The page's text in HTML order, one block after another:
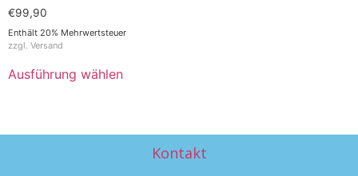
€99,90
Enthält 20% Mehrwertsteuer
zzgl. Versand
Ausführung wählen
Kontakt